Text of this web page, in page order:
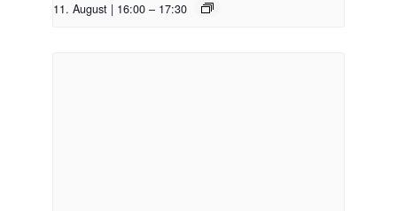
11. August | 16:00 – 17:30